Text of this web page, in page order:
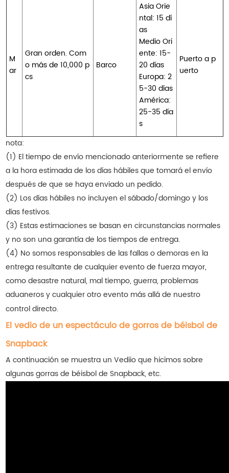
M
ar
Gran orden. Com
o más de 10,000 p
cs
Barco
Asia Orie
ntal: 15 dí
as
Medio Ori
ente: 15-
20 días
Europa: 2
5-30 días
América:
25-35 día
s
Puerto a p
uerto
nota:
(1) El tiempo de envío mencionado anteriormente se refiere
a la hora estimada de los días hábiles que tomará el envío
después de que se haya enviado un pedido.
(2) Los días hábiles no incluyen el sábado/domingo y los
días festivos.
(3) Estas estimaciones se basan en circunstancias normales
y no son una garantía de los tiempos de entrega.
(4) No somos responsables de las fallas o demoras en la
entrega resultante de cualquier evento de fuerza mayor,
como desastre natural, mal tiempo, guerra, problemas
aduaneros y cualquier otro evento más allá de nuestro
control directo.
El vedio de un espectáculo de gorros de béisbol de
Snapback
A continuación se muestra un Vediio que hicimos sobre
algunas gorras de béisbol de Snapback, etc.